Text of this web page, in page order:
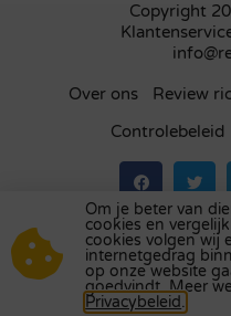
Copyright
Over ons Review
Controlebeleid
Bezoek ons review
Koninkrijk,Frankrijk,
Italië
,Portugal,Polen,
Om je beter van
cookies en
cookies volgen wij
internetgedrag
op onze website
goedvindt. Meer
Privacybeleid.